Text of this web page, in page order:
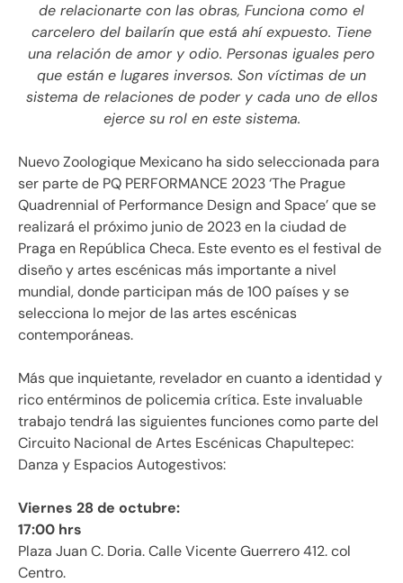
de relacionarte con las obras, Funciona como el
carcelero del bailarín que está ahí expuesto. Tiene
una relación de amor y odio. Personas iguales pero
que están e lugares inversos. Son víctimas de un
sistema de relaciones de poder y cada uno de ellos
ejerce su rol en este sistema.
Nuevo Zoologique Mexicano ha sido seleccionada para
ser parte de PQ PERFORMANCE 2023 ‘The Prague
Quadrennial of Performance Design and Space’ que se
realizará el próximo junio de 2023 en la ciudad de
Praga en República Checa. Este evento es el festival de
diseño y artes escénicas más importante a nivel
mundial, donde participan más de 100 países y se
selecciona lo mejor de las artes escénicas
contemporáneas.
Más que inquietante, revelador en cuanto a identidad y
rico entérminos de policemia crítica. Este invaluable
trabajo tendrá las siguientes funciones como parte del
Circuito Nacional de Artes Escénicas Chapultepec:
Danza y Espacios Autogestivos:
Viernes 28 de octubre:
17:00 hrs
Plaza Juan C. Doria. Calle Vicente Guerrero 412. col
Centro.